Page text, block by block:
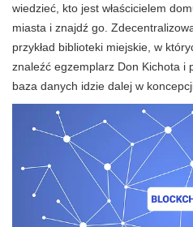
wiedzieć, kto jest właścicielem
miasta i znajdź go.
przykład biblioteki miejskie, w
znaleźć egzemplarz Don Kichota i
baza danych idzie dalej w